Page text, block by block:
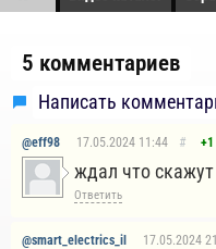
5 комментариев
Написать
@eff98 17.05.2024 11:44 # +1
ждал что
Ответить
@smart_electrics_il 17.05.2024